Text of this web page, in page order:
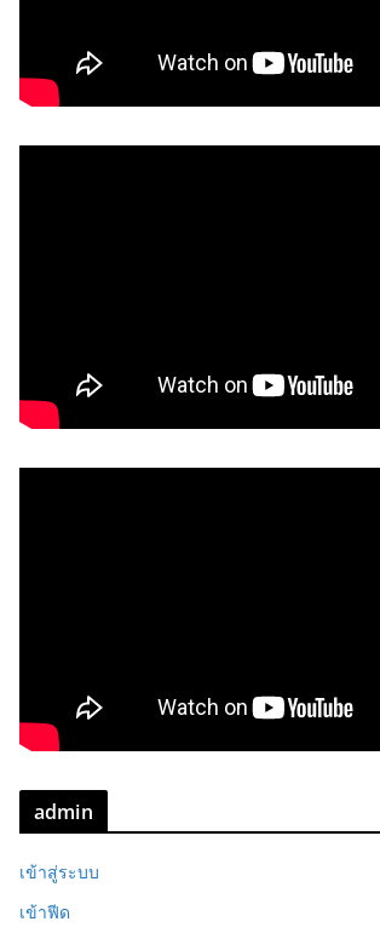
admin
เข้าสู่ระบบ
เข้าฟีด